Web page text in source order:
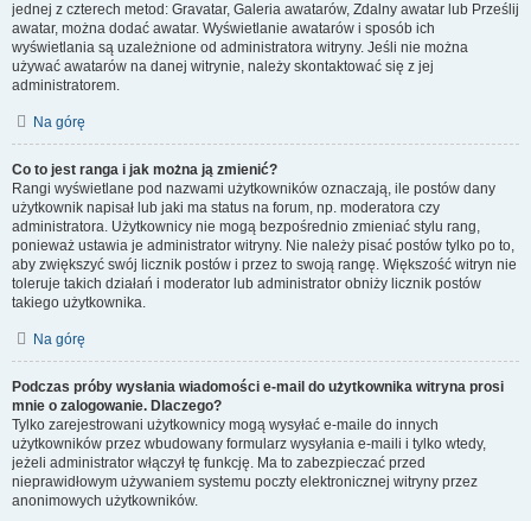
jednej z czterech metod: Gravatar, Galeria awatarów, Zdalny awatar lub Prześlij
awatar, można dodać awatar. Wyświetlanie awatarów i sposób ich
wyświetlania są uzależnione od administratora witryny. Jeśli nie można
używać awatarów na danej witrynie, należy skontaktować się z jej
administratorem.
Na górę
Co to jest ranga i jak można ją zmienić?
Rangi wyświetlane pod nazwami użytkowników oznaczają, ile postów dany
użytkownik napisał lub jaki ma status na forum, np. moderatora czy
administratora. Użytkownicy nie mogą bezpośrednio zmieniać stylu rang,
ponieważ ustawia je administrator witryny. Nie należy pisać postów tylko po to,
aby zwiększyć swój licznik postów i przez to swoją rangę. Większość witryn nie
toleruje takich działań i moderator lub administrator obniży licznik postów
takiego użytkownika.
Na górę
Podczas próby wysłania wiadomości e-mail do użytkownika witryna prosi
mnie o zalogowanie. Dlaczego?
Tylko zarejestrowani użytkownicy mogą wysyłać e-maile do innych
użytkowników przez wbudowany formularz wysyłania e-maili i tylko wtedy,
jeżeli administrator włączył tę funkcję. Ma to zabezpieczać przed
nieprawidłowym używaniem systemu poczty elektronicznej witryny przez
anonimowych użytkowników.